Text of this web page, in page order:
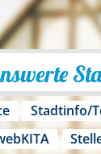
Stadtinfo/